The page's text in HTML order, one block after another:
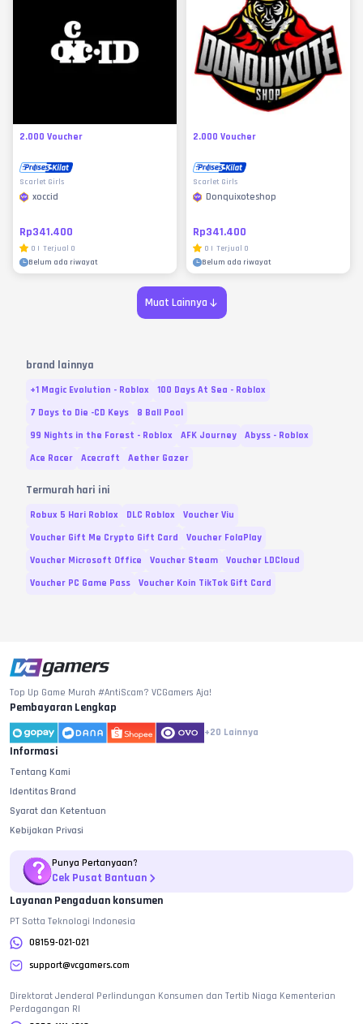
2.000 Voucher
Scarlet Girls
xoccid
Rp341.400
0 | Terjual 0
Belum ada riwayat
2.000 Voucher
Scarlet Girls
Donquixoteshop
Rp341.400
0 | Terjual 0
Belum ada riwayat
Muat Lainnya
brand lainnya
+1 Magic Evolution - Roblox
100 Days At Sea - Roblox
7 Days to Die -CD Keys
8 Ball Pool
99 Nights in the Forest - Roblox
AFK Journey
Abyss - Roblox
Ace Racer
Acecraft Aether Gazer
Termurah hari ini
Robux 5 Hari Roblox DLC Roblox
Voucher Viu
Voucher Gift Me Crypto Gift Card
Voucher FolaPlay
Voucher Microsoft Office
Voucher Steam
Voucher LDCloud
Voucher PC Game Pass
Voucher Koin TikTok Gift Card
Top Up Game Murah #AntiScam? VCGamers Aja!
Pembayaran Lengkap
+20 Lainnya
Informasi
Tentang Kami
Identitas Brand
Syarat dan Ketentuan
Kebijakan Privasi
Punya Pertanyaan?
Cek Pusat Bantuan
Layanan Pengaduan konsumen
PT Sotta Teknologi Indonesia
08159-021-021
support@vcgamers.com
Direktorat Jenderal Perlindungan Konsumen dan Tertib Niaga Kementerian
Perdagangan RI